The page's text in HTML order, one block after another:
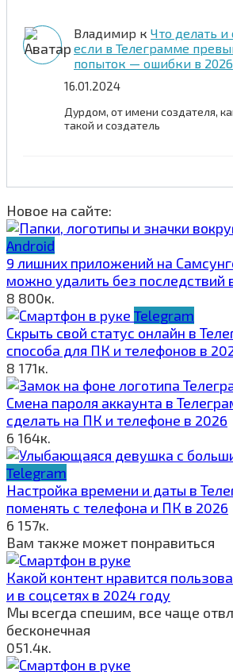
Владимир к Что делать
если в Телеграмме
попыток — ошибки в 2026
16.01.2024
Дурдом, от имени создателя,
такой и создатель
Новое на сайте:
Android
9 лишних приложений на
можно удалить без последствий
8 800к.
Telegram
Скрыть свой статус онлайн в
способа для ПК и телефонов в
8 171к.
Смена пароля аккаунта в
сделать на ПК и телефоне в 2026
6 164к.
Telegram
Настройка времени и даты в
поменять с телефона и ПК в 2026
6 157к.
Вам также может понравиться
Какой контент нравится
и в соцсетях в 2024 году
Мы всегда спешим, все чаще
бесконечная
051.4к.